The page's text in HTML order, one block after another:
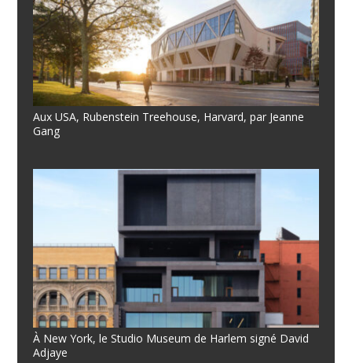
Aux USA, Rubenstein Treehouse, Harvard, par Jeanne
Gang
À New York, le Studio Museum de Harlem signé David
Adjaye